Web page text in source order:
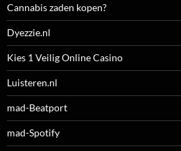
Cannabis zaden kopen?
Dyezzie.nl
Kies 1 Veilig Online Casino
Luisteren.nl
mad-Beatport
mad-Spotify